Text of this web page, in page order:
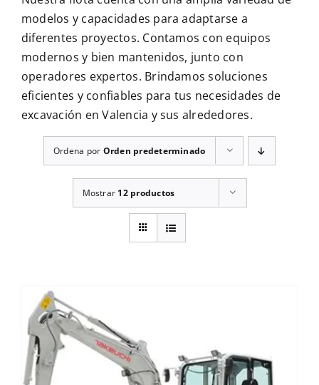
CONTÁCTENOS
modelos y capacidades para adaptarse a
diferentes proyectos. Contamos con equipos
modernos y bien mantenidos, junto con
operadores expertos. Brindamos soluciones
eficientes y confiables para tus necesidades de
excavación en Valencia y sus alrededores.
Ordena por Orden predeterminado
Mostrar 12 productos